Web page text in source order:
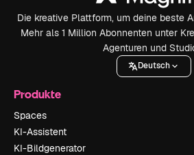
Die kreative Plattform, um deine beste
Mehr als 1 Million Abonnenten unter
Agenturen und
Deutsch
Produkte
Spaces
KI-Assistent
KI-Bildgenerator